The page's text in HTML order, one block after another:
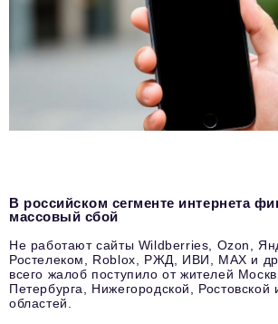
В российском сегменте интернета
массовый сбой
Не работают сайты Wildberries, Ozon,
Ростелеком, Roblox, РЖД, ИВИ, MAX и
всего жалоб поступило от жителей
Петербурга, Нижегородской, Ростовской
областей.